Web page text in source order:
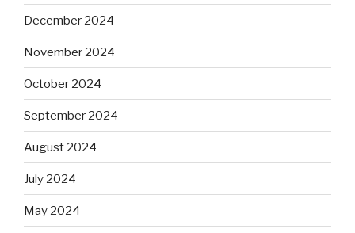
December 2024
November 2024
October 2024
September 2024
August 2024
July 2024
May 2024